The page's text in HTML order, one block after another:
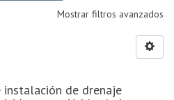
Mostrar filtros avanzados
instalación de drenaje